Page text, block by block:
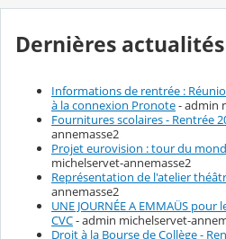
Dernières actualités
Informations de rentrée :
à la connexion Pronote- admin
Fournitures scolaires - Rentrée
annemasse2
Projet eurovision : tour du
michelservet-annemasse2
Représentation de l'atelier
annemasse2
UNE JOURNÉE A EMMAÜS
CVC- admin michelservet-
Droit à la Bourse de Collège -